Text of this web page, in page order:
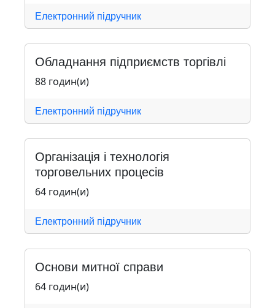
Електронний підручник
Обладнання підприємств торгівлі
88 годин(и)
Електронний підручник
Організація і технологія
торговельних процесів
64 годин(и)
Електронний підручник
Основи митної справи
64 годин(и)